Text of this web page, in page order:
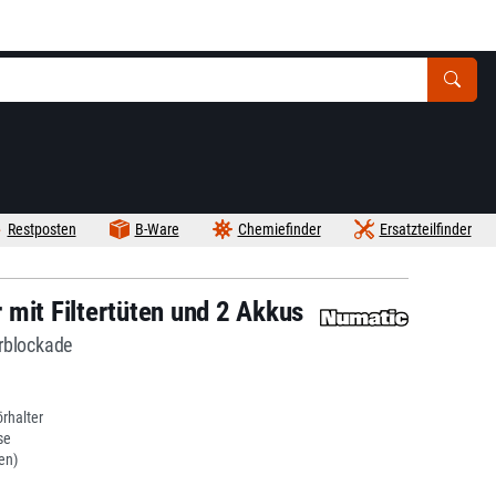
Ersatzteilfinder
Chemiefinder
B-Ware
Restposten
Filtertüten und 2 Akkus